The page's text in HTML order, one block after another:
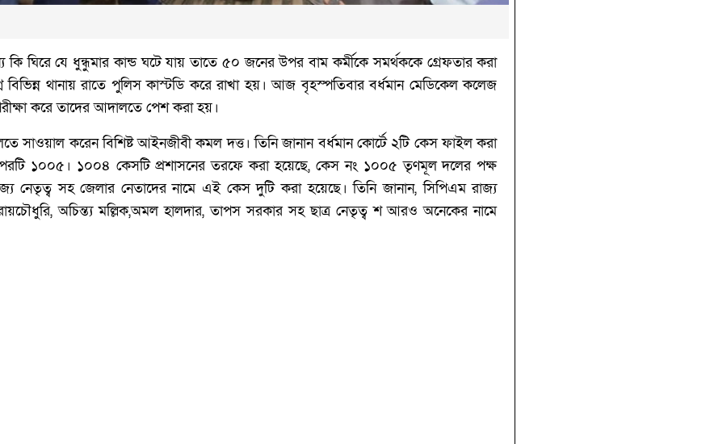
ঘিরে যে ধুন্ধুমার কান্ড ঘটে যায় তাতে ৫০ জনের উপর বাম কর্মীকে সমর্থককে গ্রেফতার করা
বিভিন্ন থানায় রাতে পুলিস কাস্টডি করে রাখা হয়। আজ বৃহস্পতিবার বর্ধমান মেডিকেল কলেজ
করে তাদের আদালতে পেশ করা হয়।
সাওয়াল করেন বিশিষ্ট আইনজীবী কমল দত্ত। তিনি জানান বর্ধমান কোর্টে ২টি কেস ফাইল করা
১০০৫। ১০০৪ কেসটি প্রশাসনের তরফে করা হয়েছে, কেস নং ১০০৫ তৃণমূল দলের পক্ষ
নেতৃত্ব সহ জেলার নেতাদের নামে এই কেস দুটি করা হয়েছে। তিনি জানান, সিপিএম রাজ্য
অচিন্ত্য মল্লিক,অমল হালদার, তাপস সরকার সহ ছাত্র নেতৃত্ব শ আরও অনেকের নামে